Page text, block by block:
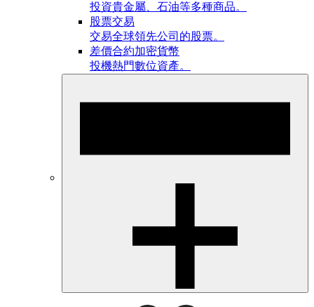
投資貴金屬、石油等多種商品。
股票交易
交易全球領先公司的股票。
差價合約加密貨幣
投機熱門數位資產。